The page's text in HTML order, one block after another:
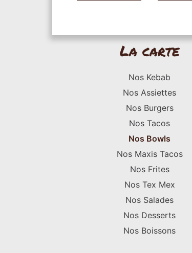
La carte
Nos Kebab
Nos Assiettes
Nos Burgers
Nos Tacos
Nos Bowls
Nos Maxis Tacos
Nos Frites
Nos Tex Mex
Nos Salades
Nos Desserts
Nos Boissons